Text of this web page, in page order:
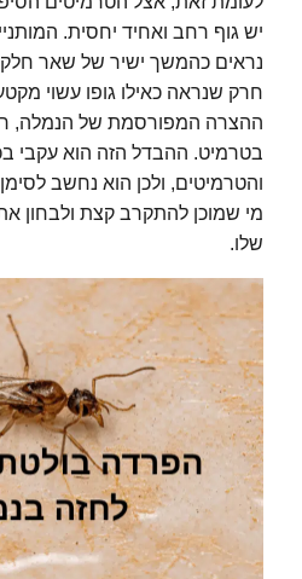
יש גוף רחב ואחיד יחסית.
נראים כהמשך ישיר של שאר
חרק שנראה כאילו גופו עשוי
ההצרה המפורסמת של הנמלה,
בטרמיט. ההבדל הזה הוא עקבי
והטרמיטים, ולכן הוא נחשב
מי שמוכן להתקרב קצת ולבחון
שלו.